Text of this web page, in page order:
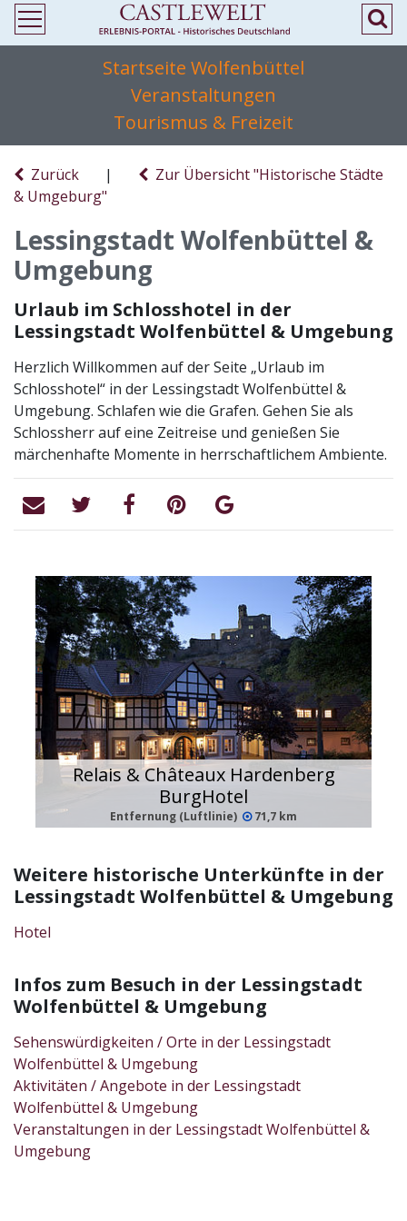
Startseite Wolfenbüttel
Veranstaltungen
Tourismus & Freizeit
Zurück |
Zur Übersicht "Historische Städte
& Umgeburg"
Lessingstadt Wolfenbüttel &
Umgebung
Urlaub im Schlosshotel in der
Lessingstadt Wolfenbüttel & Umgebung
Herzlich Willkommen auf der Seite „Urlaub im
Schlosshotel“ in der Lessingstadt Wolfenbüttel &
Umgebung. Schlafen wie die Grafen. Gehen Sie als
Schlossherr auf eine Zeitreise und genießen Sie
märchenhafte Momente in herrschaftlichem Ambiente.
Relais & Châteaux Hardenberg
BurgHotel
Entfernung (Luftlinie) 71,7 km
Weitere historische Unterkünfte in der
Lessingstadt Wolfenbüttel & Umgebung
Hotel
Infos zum Besuch in der Lessingstadt
Wolfenbüttel & Umgebung
Sehenswürdigkeiten / Orte in der Lessingstadt
Wolfenbüttel & Umgebung
Aktivitäten / Angebote in der Lessingstadt
Wolfenbüttel & Umgebung
Veranstaltungen in der Lessingstadt Wolfenbüttel &
Umgebung